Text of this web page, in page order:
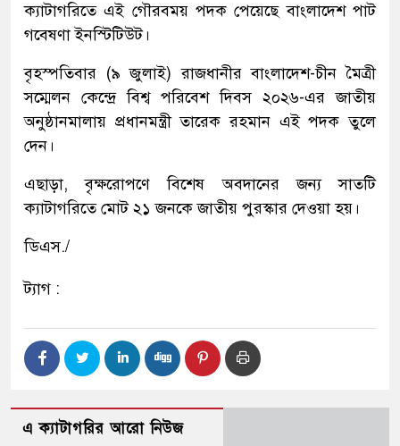
ক্যাটাগরিতে এই গৌরবময় পদক পেয়েছে বাংলাদেশ পাট
গবেষণা ইনস্টিটিউট।
বৃহস্পতিবার (৯ জুলাই) রাজধানীর বাংলাদেশ-চীন মৈত্রী
সম্মেলন কেন্দ্রে বিশ্ব পরিবেশ দিবস ২০২৬-এর জাতীয়
অনুষ্ঠানমালায় প্রধানমন্ত্রী তারেক রহমান এই পদক তুলে
দেন।
এছাড়া, বৃক্ষরোপণে বিশেষ অবদানের জন্য সাতটি
ক্যাটাগরিতে মোট ২১ জনকে জাতীয় পুরস্কার দেওয়া হয়।
ডিএস./
ট্যাগ :
এ ক্যাটাগরির আরো নিউজ